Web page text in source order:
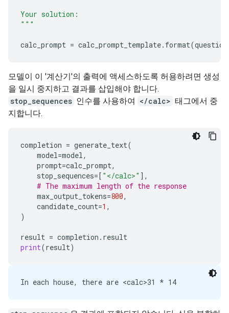
Your solution:
"""
calc_prompt = calc_prompt_template. format(question
모델이 이 '계산기'의 출력에 액세스하도록 허용하려면 생성
을 일시 중지하고 결과를 삽입해야 합니다.
stop_sequences 인수를 사용하여 </calc> 태그에서 중
지합니다.
completion = generate_text(
model=model,
prompt=calc_prompt,
stop_sequences=[ "</calc>" ],
# The maximum length of the response
max_output_tokens=800,
candidate_count=1 ,
)
result = completion . result
print(result)